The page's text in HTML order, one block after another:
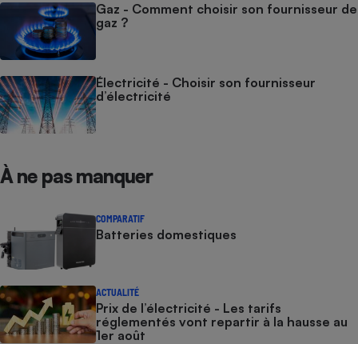
Gaz - Comment choisir son fournisseur de
gaz ?
Électricité - Choisir son fournisseur
d’électricité
À ne pas manquer
COMPARATIF
Batteries domestiques
ACTUALITÉ
Prix de l’électricité - Les tarifs
réglementés vont repartir à la hausse au
1er août